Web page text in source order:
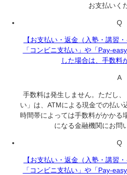
お支払いく
Q
【お支払い・返金（入塾・講習
「コンビニ支払い」や「Pay-
した場合は、手数料
A
手数料は発生しません。ただし
い」は、ATMによる現金での払い
時間帯によっては手数料がかかる
になる金融機関にお問
Q
【お支払い・返金（入塾・講習
「コンビニ支払い」や「Pay-